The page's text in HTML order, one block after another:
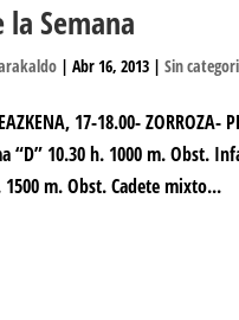
la Semana
|Abr 16, 2013 |Sin
17-18.00-
“D” 10.30 h. 1000 m. Obst.
m. Obst. Cadete mixto...